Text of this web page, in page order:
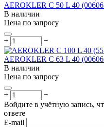
AEROKLER C 50 L 40
В наличии
Цена по запросу
+ −
AEROKLER C 63 L 40
В наличии
Цена по запросу
+
−
Войдите в учётную запись,
ответе
E-mail